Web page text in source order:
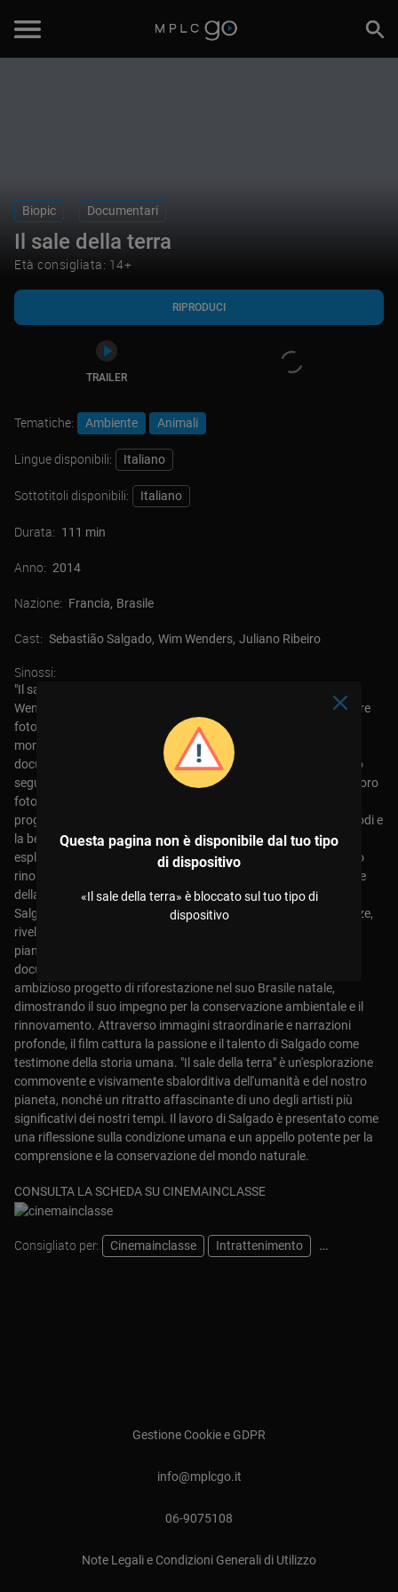
Questa pagina non è disponibile dal tuo tipo
di dispositivo
«Il sale della terra» è bloccato sul tuo tipo di
dispositivo
Biopic Documentari
Il sale della terra
Età consigliata: 14+
RIPRODUCI
TRAILER
Tematiche: Ambiente Animali
Lingue disponibili: Italiano
Sottotitoli disponibili: Italiano
Durata: 111 min
Anno: 2014
Nazione: Francia Brasile
Cast: Sebastião Salgado Wim Wenders Juliano Ribeiro
Sinossi:
"Il sale della terra" è un documentario del 2014 diretto da Wim
Wenders e Juliano Ribeiro Salgado. Il film è un omaggio al celebre
fotografo brasiliano Sebastião Salgado, conosciuto in tutto il
mondo per i suoi potenti e commoventi lavori fotografici che
documentano la condizione umana. La trama del documentario
segue la carriera di Sebastião Salgado attraverso decenni di lavoro
fotografico. Salgado ha viaggiato in oltre cento paesi per i suoi
progetti, documentando eventi storici come guerre, carestie, esodi e
la bellezza del mondo naturale. Le sue fotografie, che spesso
esplorano temi come la povertà, il conflitto e la migrazione, sono
rinomate per la loro intensità emotiva e la loro profondità. "Il sale
della terra" offre uno sguardo intimo non solo sulle opere di
Salgado, ma anche sulla sua vita personale e sulle sue esperienze,
rivelando come le sue osservazioni della natura umana e del
pianeta abbiano plasmato la sua visione del mondo. Il
documentario include anche il coinvolgimento di Salgado in un
ambizioso progetto di riforestazione nel suo Brasile natale,
dimostrando il suo impegno per la conservazione ambientale e il
rinnovamento. Attraverso immagini straordinarie e narrazioni
profonde, il film cattura la passione e il talento di Salgado come
testimone della storia umana. "Il sale della terra" è un'esplorazione
commovente e visivamente sbalorditiva dell'umanità e del nostro
pianeta, nonché un ritratto affascinante di uno degli artisti più
significativi dei nostri tempi. Il lavoro di Salgado è presentato come
una riflessione sulla condizione umana e un appello potente per la
comprensione e la conservazione del mondo naturale.
CONSULTA LA SCHEDA SU CINEMAINCLASSE
Consigliato per: Cinemainclasse Intrattenimento Pastorale
Gestione Cookie e GDPR
info@mplcgo.it
06-9075108
Note Legali e Condizioni Generali di Utilizzo